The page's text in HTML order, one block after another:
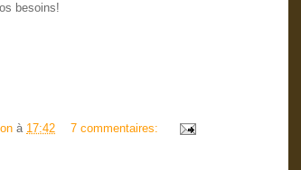
besoins!
à 17:42 7 commentaires: